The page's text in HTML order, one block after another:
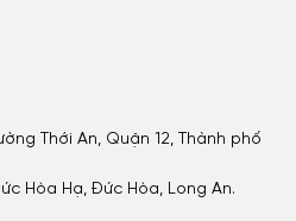
Thới An, Quận 12, Thành phố
Hòa Hạ, Đức Hòa, Long An.